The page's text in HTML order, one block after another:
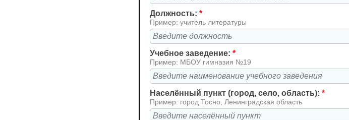
Должность: *
Пример: учитель литературы
Учебное заведение: *
Пример: МБОУ гимназия №19
Населённый пункт (город, село, область): *
Пример: город Тосно, Ленинградская область